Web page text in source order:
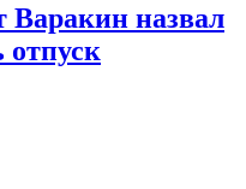
Варакин назвал
отпуск